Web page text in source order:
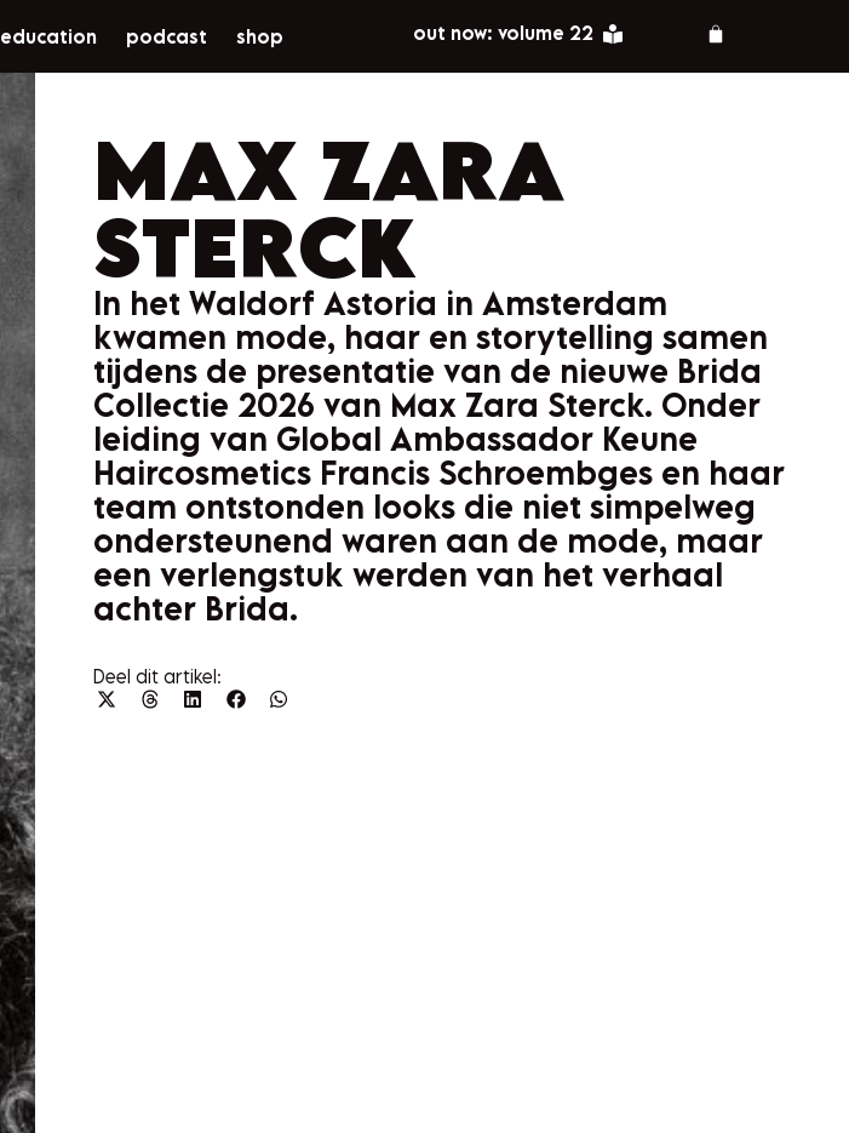
education podcast shop out now: volume 22
MAX ZARA
STERCK
In het Waldorf Astoria in Amsterdam
kwamen mode, haar en storytelling samen
tijdens de presentatie van de nieuwe Brida
Collectie 2026 van Max Zara Sterck. Onder
leiding van Global Ambassador Keune
Haircosmetics Francis Schroembges en haar
team ontstonden looks die niet simpelweg
ondersteunend waren aan de mode, maar
een verlengstuk werden van het verhaal
achter Brida.
Deel dit artikel: